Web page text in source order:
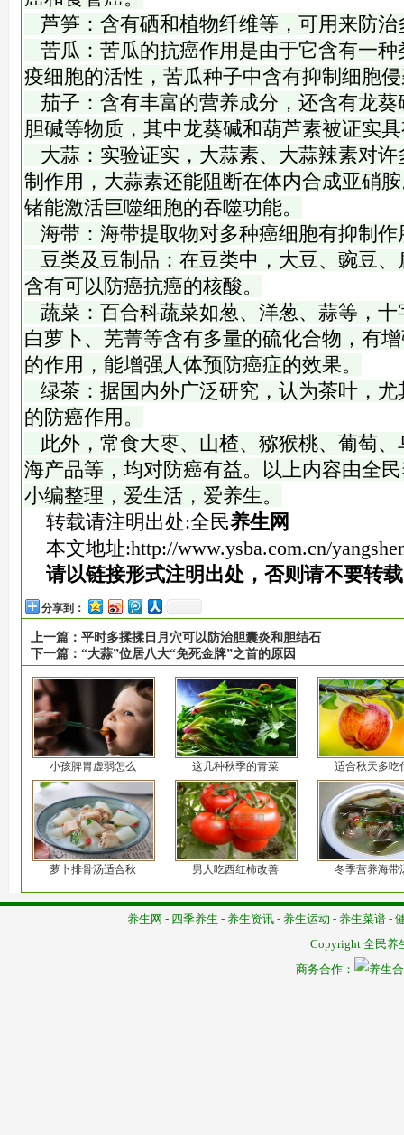
芦笋：含有硒和植物纤维等，可用来防治
苦瓜：苦瓜的抗癌作用是由于它含有一
疫细胞的活性，苦瓜种子中含有抑制细胞
茄子：含有丰富的营养成分，还含有龙
胆碱等物质，其中龙葵碱和葫芦素被证实
大蒜：实验证实，大蒜素、大蒜辣素对
制作用，大蒜素还能阻断在体内合成亚硝
锗能激活巨噬细胞的吞噬功能。
海带：海带提取物对多种癌细胞有抑制作
豆类及豆制品：在豆类中，大豆、豌豆
含有可以防癌抗癌的核酸。
蔬菜：百合科蔬菜如葱、洋葱、蒜等，
白萝卜、芜菁等含有多量的硫化合物，有
的作用，能增强人体预防癌症的效果。
绿茶：据国内外广泛研究，认为茶叶，
的防癌作用。
此外，常食大枣、山楂、猕猴桃、葡萄
海产品等，均对防癌有益。以上内容由全
小编整理，爱生活，爱养生。
转载请注明出处:全民养生网
本文地址:http://www.ysba.com.cn/
请以链接形式注明出处，否则请不要转
分享到：
上一篇： 平时多揉揉日月穴可以防治胆囊炎和胆结石
下一篇： “大蒜”位居八大“免死金牌”之首的原因
小孩脾胃虚弱怎么 这几种秋季的青菜 适合秋天多吃
萝卜排骨汤适合秋 男人吃西红柿改善 冬季营养海带
养生网 - 四季养生 - 养生资讯 - 养生运动 - 养生菜谱 -
Copyright 全民养
商务合作：